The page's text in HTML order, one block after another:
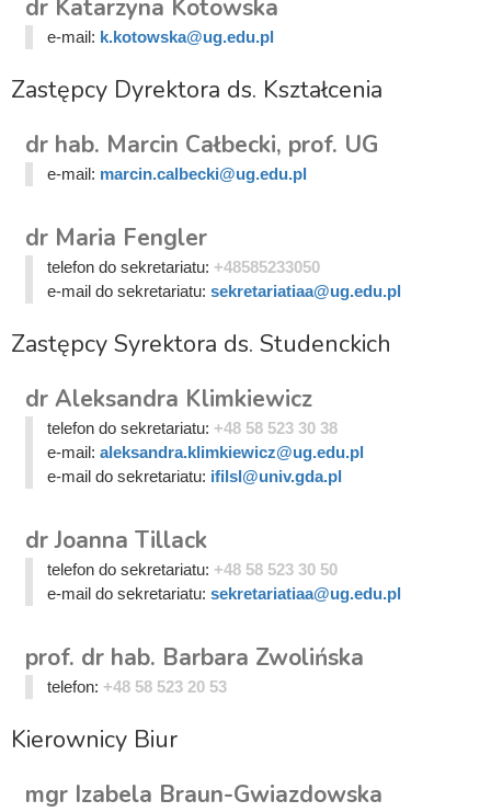
dr Katarzyna Kotowska
e-mail: k.kotowska@ug.edu.pl
Zastępcy Dyrektora ds. Kształcenia
dr hab. Marcin Całbecki, prof. UG
e-mail: marcin.calbecki@ug.edu.pl
dr Maria Fengler
telefon do sekretariatu: +48585233050
e-mail do sekretariatu: sekretariatiaa@ug.edu.pl
Zastępcy Syrektora ds. Studenckich
dr Aleksandra Klimkiewicz
telefon do sekretariatu: +48 58 523 30 38
e-mail: aleksandra.klimkiewicz@ug.edu.pl
e-mail do sekretariatu: ifilsl@univ.gda.pl
dr Joanna Tillack
telefon do sekretariatu: +48 58 523 30 50
e-mail do sekretariatu: sekretariatiaa@ug.edu.pl
prof. dr hab. Barbara Zwolińska
telefon: +48 58 523 20 53
Kierownicy Biur
mgr Izabela Braun-Gwiazdowska